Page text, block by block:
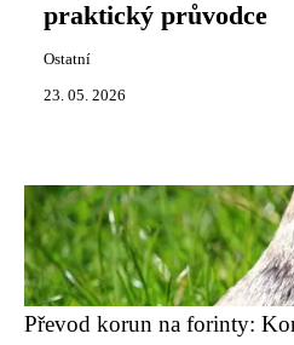
praktický průvodce
Ostatní
23. 05. 2026
Převod korun na forinty: